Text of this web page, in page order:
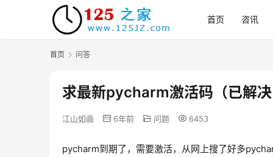
首页 咨讯
首页 问答
求最新pycharm激活码（已解
江山如画 6年前 问题 6453
pycharm到期了，需要激活，从网上搜了好多